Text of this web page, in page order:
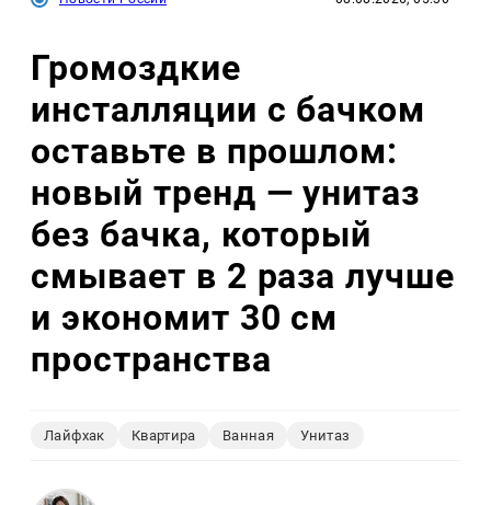
Громоздкие
инсталляции с бачком
оставьте в прошлом:
новый тренд — унитаз
без бачка, который
смывает в 2 раза лучше
и экономит 30 см
пространства
Лайфхак Квартира Ванная Унитаз